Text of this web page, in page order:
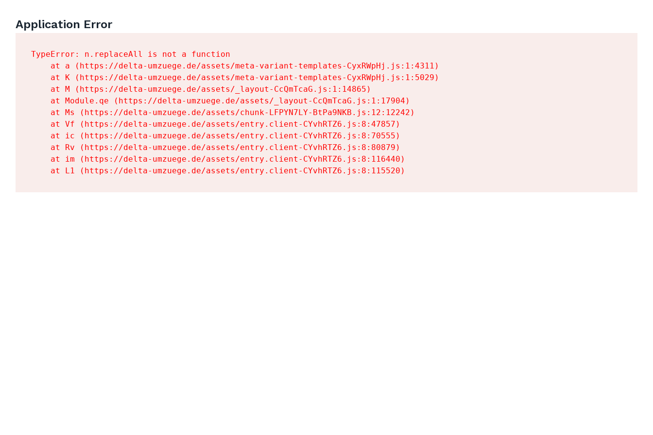
Application Error
TypeError: n.replaceAll is not a function
    at a (https://delta-umzuege.de/assets/meta-variant-templates-CyxRWpHj.js:1:4311)
    at K (https://delta-umzuege.de/assets/meta-variant-templates-CyxRWpHj.js:1:5029)
    at M (https://delta-umzuege.de/assets/_layout-CcQmTcaG.js:1:14865)
    at Module.qe (https://delta-umzuege.de/assets/_layout-CcQmTcaG.js:1:17904)
    at Ms (https://delta-umzuege.de/assets/chunk-LFPYN7LY-BtPa9NKB.js:12:12242)
    at Vf (https://delta-umzuege.de/assets/entry.client-CYvhRTZ6.js:8:47857)
    at ic (https://delta-umzuege.de/assets/entry.client-CYvhRTZ6.js:8:70555)
    at Rv (https://delta-umzuege.de/assets/entry.client-CYvhRTZ6.js:8:80879)
    at im (https://delta-umzuege.de/assets/entry.client-CYvhRTZ6.js:8:116440)
    at L1 (https://delta-umzuege.de/assets/entry.client-CYvhRTZ6.js:8:115520)